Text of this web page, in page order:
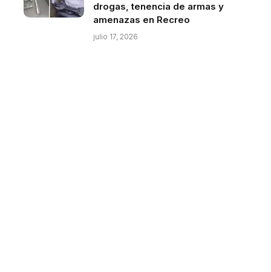
drogas, tenencia de armas y
amenazas en Recreo
julio 17, 2026